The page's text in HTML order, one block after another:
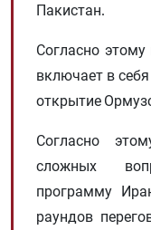
Пакистан.
Согласно
включает в
открытие
Согласно
сложных
программу
раундов